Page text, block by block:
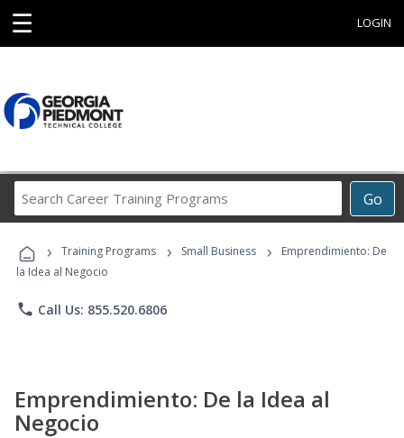
☰ LOGIN
Go
Career
Programs
› Training Programs › Small Business ›
Emprendimiento: De
la Idea al Negocio
phone Call Us: 855.520.6806
Emprendimiento: De la Idea al
Negocio